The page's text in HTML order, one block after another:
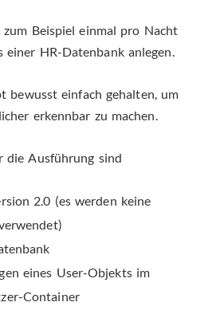
Beispiel einmal pro Nacht
einer HR-Datenbank anlegen.
bewusst einfach gehalten, um
erkennbar zu machen.
die Ausführung sind
2.0 (es werden keine
eines User-Objekts im
Container